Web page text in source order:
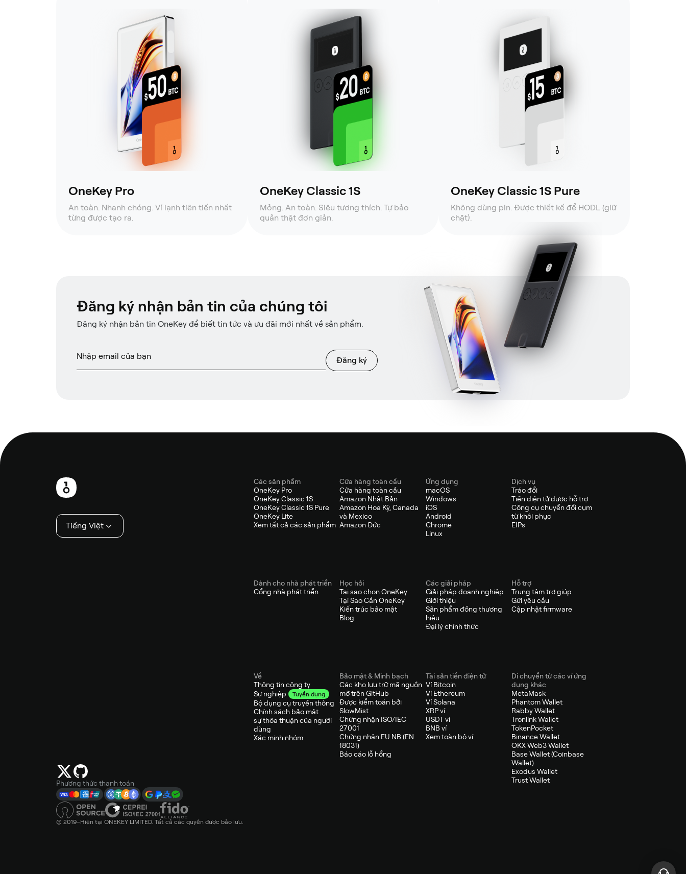
OneKey Pro
An toàn. Nhanh chóng. Ví lạnh tiên tiến nhất
từng được tạo ra.
OneKey Classic 1S
Mỏng. An toàn. Siêu tương thích. Tự bảo
quản thật đơn giản.
OneKey Classic 1S Pure
Không dùng pin. Được thiết kế để HODL (giữ
chặt).
Đăng ký nhận bản tin của chúng tôi
Đăng ký nhận bản tin OneKey để biết tin tức và ưu đãi mới nhất về sản phẩm.
Đăng ký
Tiếng Việt
Phương thức thanh toán
© 2019–Hiện tại ONEKEY LIMITED. Tất cả các quyền được bảo lưu.
Các sản phẩm
OneKey Pro
OneKey Classic 1S
OneKey Classic 1S Pure
OneKey Lite
Xem tất cả các sản phẩm
Cửa hàng toàn cầu
Cửa hàng toàn cầu
Amazon Nhật Bản
Amazon Hoa Kỳ, Canada
và Mexico
Amazon Đức
Ứng dụng
macOS
Windows
iOS
Android
Chrome
Linux
Dịch vụ
Tráo đổi
Tiền điện tử được hỗ trợ
Công cụ chuyển đổi cụm
từ khôi phục
EIPs
Dành cho nhà phát triển
Cổng nhà phát triển
Học hỏi
Tại sao chọn OneKey
Tại Sao Cần OneKey
Kiến trúc bảo mật
Blog
Các giải pháp
Giải pháp doanh nghiệp
Giới thiệu
Sản phẩm đồng thương
hiệu
Đại lý chính thức
Hỗ trợ
Trung tâm trợ giúp
Gửi yêu cầu
Cập nhật firmware
Về
Thông tin công ty
Sự nghiệp
Tuyển dụng
Bộ dụng cụ truyền thông
Chính sách bảo mật
sự thỏa thuận của người
dùng
Xác minh nhóm
Bảo mật & Minh bạch
Các kho lưu trữ mã nguồn
mở trên GitHub
Được kiểm toán bởi
SlowMist
Chứng nhận ISO/IEC
27001
Chứng nhận EU NB (EN
18031)
Báo cáo lỗ hổng
Tài sản tiền điện tử
Ví Bitcoin
Ví Ethereum
Ví Solana
XRP ví
USDT ví
BNB ví
Xem toàn bộ ví
Di chuyển từ các ví ứng
dụng khác
MetaMask
Phantom Wallet
Rabby Wallet
Tronlink Wallet
TokenPocket
Binance Wallet
OKX Web3 Wallet
Base Wallet (Coinbase
Wallet)
Exodus Wallet
Trust Wallet